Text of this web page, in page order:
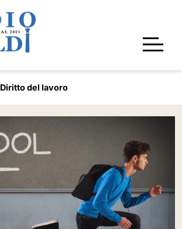
Diritto del lavoro